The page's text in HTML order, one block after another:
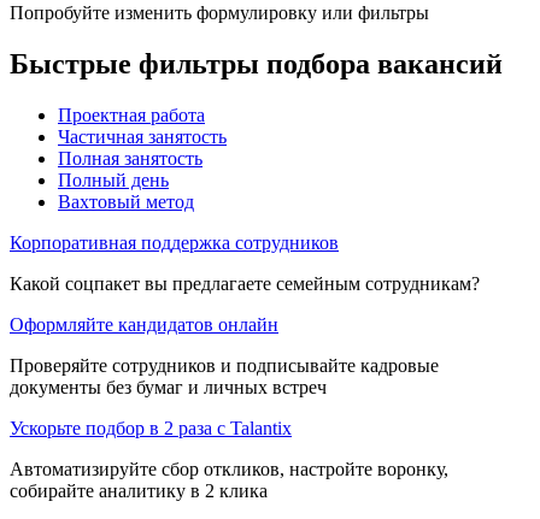
Попробуйте изменить формулировку или фильтры
Быстрые фильтры подбора вакансий
Проектная работа
Частичная занятость
Полная занятость
Полный день
Вахтовый метод
Корпоративная поддержка сотрудников
Какой соцпакет вы предлагаете семейным сотрудникам?
Оформляйте кандидатов онлайн
Проверяйте сотрудников и подписывайте кадровые
документы без бумаг и личных встреч
Ускорьте подбор в 2 раза с Talantix
Автоматизируйте сбор откликов, настройте воронку,
собирайте аналитику в 2 клика